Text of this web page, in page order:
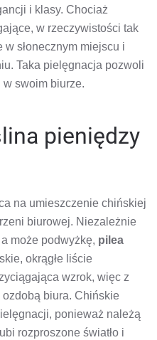
i klasy. Chociaż
w rzeczywistości tak
słonecznym miejscu i
Taka pielęgnacja pozwoli
swoim biurze.
pieniędzy
na umieszczenie chińskiej
biurowej. Niezależnie
może podwyżkę, pilea
okrągłe liście
wzrok, więc z
biura. Chińskie
ponieważ należą
rozproszone światło i